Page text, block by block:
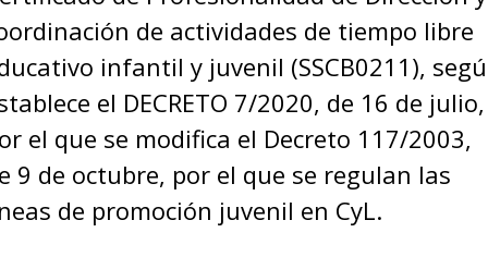
de actividades de tiempo libre
infantil y juvenil (SSCB0211),
el DECRETO 7/2020, de 16 de julio,
el que se modifica el Decreto 117/2003,
9 de octubre, por el que se regulan las
de promoción juvenil en CyL.